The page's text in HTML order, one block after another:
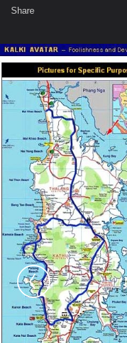
รูปภาพ ... KALKI
Human P2
หน้าแรก เว็บบอร์ด
คอลเล็คชั่น สถานที่
ภาษาไทย
Share